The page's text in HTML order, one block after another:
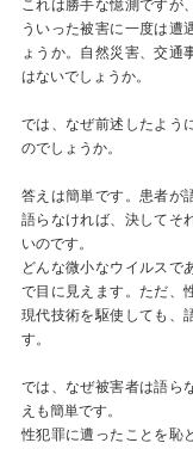
これは勝手な憶測ですが
ういった被害に一度は遭
ょうか。自然災害、交通
はないでしょうか。
では、なぜ前述したよう
のでしょうか。
答えは簡単です。患者が
語らなければ、決してそ
いのです。
どんな微小なウイルスで
で目に見えます。ただ、
現代技術を駆使しても、
す。
では、なぜ被害者は語ら
えも簡単です。
性犯罪に遭ったことを恥